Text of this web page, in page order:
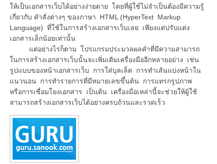
ให้เป็นเอกสารเว็บได้อย่างง่ายดาย โดยที่ผู้ใช้ไม่จำเป็นต้องมีความรู้
เกี่ยวกับ คำสั่งต่างๆ ของภาษา HTML (HyperText Markup
Language) ที่ใช้ในการสร้างเอกสารเว็บเลย เพียงแต่ปรับแต่ง
เอกสารเล็กน้อยเท่านั้น
แต่อย่างไรก็ตาม โปรแกรมประมวลผลคำที่มีความสามารถ
ในการสร้างเอกสารเว็บนั้นจะเพิ่มเติมเครื่องมืออีกหลายอย่าง เช่น
รูปแบบของหน้าเอกสารเว็บ การใส่บุลเล็ต การทำเส้นแบ่งหน้าใน
แนวนอน การทำรายการที่มีหมายเลขขึ้นต้น การแทรกรูปภาพ
หรือการเชื่อมโยงเอกสาร เป็นต้น เครื่องมือเหล่านี้จะช่วยให้ผู้ใช้
สามารถสร้างเอกสารเว็บได้อย่างครบถ้วนและรวดเร็ว